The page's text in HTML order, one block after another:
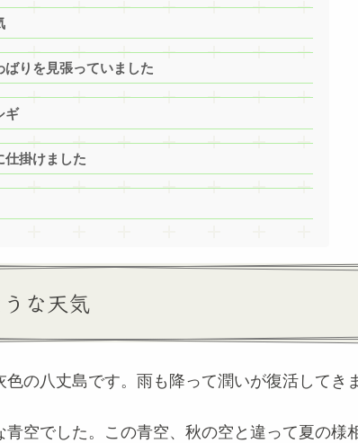
りを見張っていました
ギ
仕掛けました
な天気
の八丈島です。雨も降って潤いが復活してき
空でした。この青空、秋の空と違って夏の様